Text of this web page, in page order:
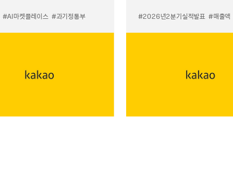
#AI마켓플레이스 #과기정통부 #2026년2분기실적발표 #매출액